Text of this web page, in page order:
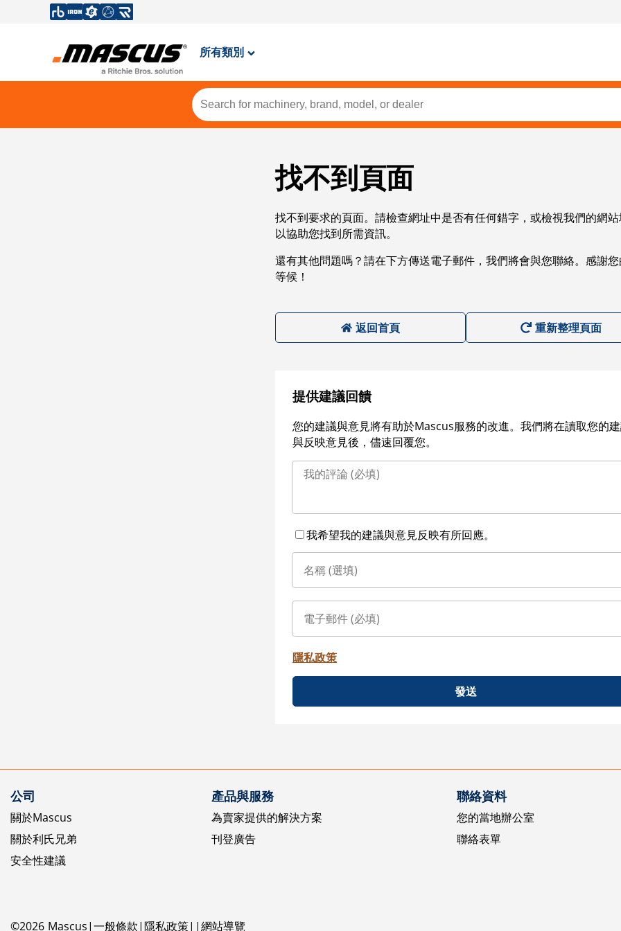
所有類別
找不到頁面
找不到要求的頁面。請檢查網址中是否有任何錯字，或檢視我們的網
以協助您找到所需資訊。
還有其他問題嗎？請在下方傳送電子郵件，我們將會與您聯絡。感謝
等候！
返回首頁 重新整理頁面
提供建議回饋
您的建議與意見將有助於Mascus服務的改進。我們將在讀取您的
與反映意見後，儘速回覆您。
我希望我的建議與意見反映有所回應。
隱私政策
發送
公司
關於Mascus
關於利氏兄弟
安全性建議
產品與服務
為賣家提供的解決方案
刊登廣告
聯絡資料
您的當地辦公室
聯絡表單
©2026 Mascus 一般條款 隱私政策 網站導覽